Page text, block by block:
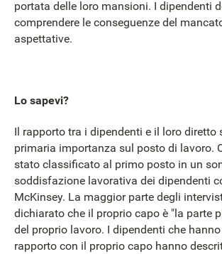
portata delle loro mansioni. I dipendenti
comprendere le conseguenze del
aspettative.
Lo sapevi?
Il rapporto tra i dipendenti e il loro diretto
primaria importanza sul posto di lavoro.
stato classificato al primo posto in un
soddisfazione lavorativa dei dipendenti
McKinsey. La maggior parte degli
dichiarato che il proprio capo è "la parte
del proprio lavoro. I dipendenti che
rapporto con il proprio capo hanno